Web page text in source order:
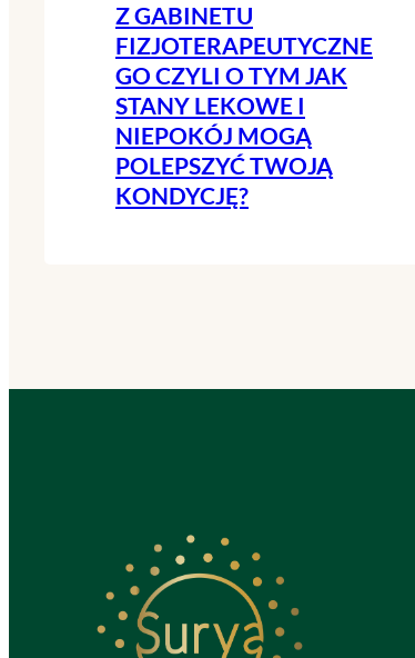
Z GABINETU
FIZJOTERAPEUTYCZNE
GO CZYLI O TYM JAK
STANY LEKOWE I
NIEPOKÓJ MOGĄ
POLEPSZYĆ TWOJĄ
KONDYCJĘ?